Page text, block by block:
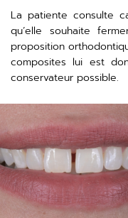
La patiente consulte
qu’elle souhaite
proposition
composites lui est
conservateur possible.